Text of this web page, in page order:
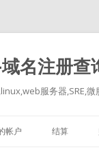
名注册查
服务器,SRE,
帐户 结算